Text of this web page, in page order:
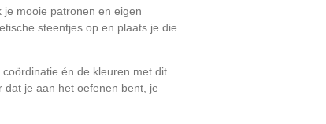
mooie patronen en eigen
steentjes op en plaats je die
én de kleuren met dit
je aan het oefenen bent, je